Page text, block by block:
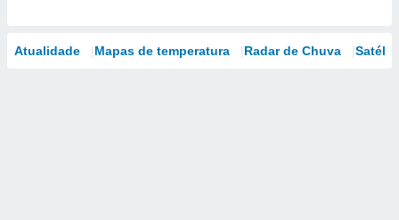
Atualidade Mapas de temperatura Radar de Chuva